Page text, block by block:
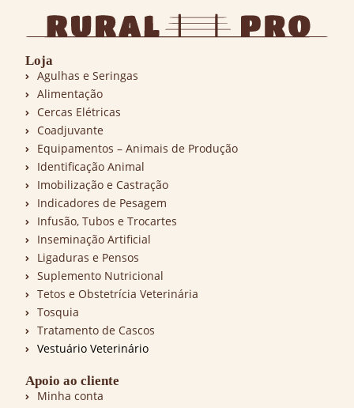
Loja
Agulhas e Seringas
Alimentação
Cercas Elétricas
Coadjuvante
Equipamentos – Animais de Produção
Identificação Animal
Imobilização e Castração
Indicadores de Pesagem
Infusão, Tubos e Trocartes
Inseminação Artificial
Ligaduras e Pensos
Suplemento Nutricional
Tetos e Obstetrícia Veterinária
Tosquia
Tratamento de Cascos
Vestuário Veterinário
Apoio ao cliente
Minha conta